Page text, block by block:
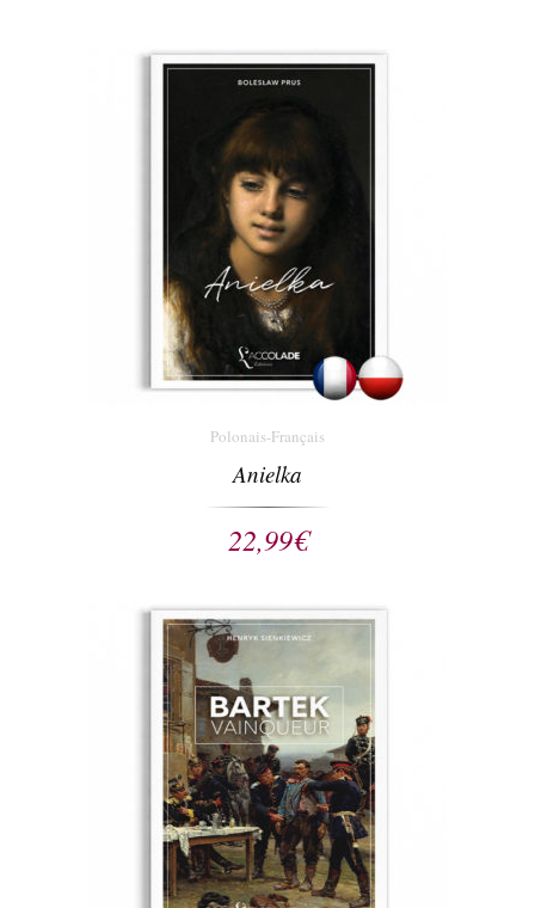
Polonais-Français
Anielka
22,99€